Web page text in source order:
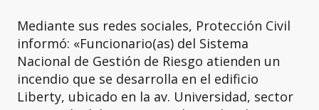
Mediante sus redes sociales, Protección Civil
informó: «Funcionario(as) del Sistema
Nacional de Gestión de Riesgo atienden un
incendio que se desarrolla en el edificio
Liberty, ubicado en la av. Universidad, sector